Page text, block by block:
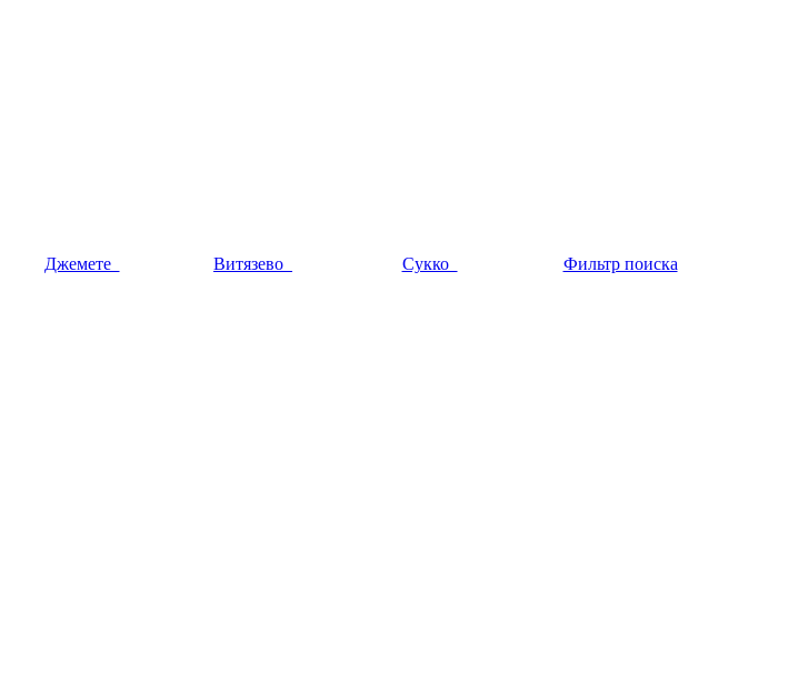
Джемете Витязево Сукко
Фильтр поиска